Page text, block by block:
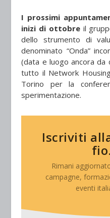
I prossimi
inizi di ottobreil
dello strumento di
denominato “Onda”
(data e luogo ancora da
tutto il Network
Torino per la
sperimentazione.
Iscriviti
Rimani
campagne,
eventi